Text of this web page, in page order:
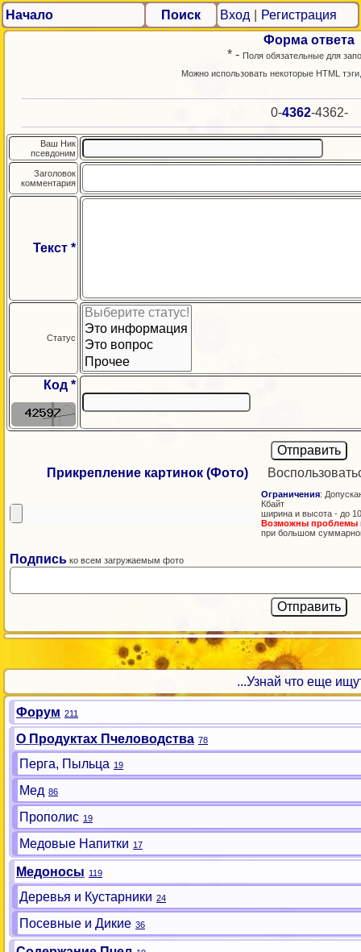
Начало Поиск Вход
Регистрация
Форма ответа
* - Поля обязательные для
Можно использовать некоторые HTML
0-4362-4362-
Ваш Ник
псевдоним
Заголовок
комментария
Текст *
Статус
Код *
Прикрепление картинок (Фото)
Ограничения:
Кбайт
ширина и высота - до
Возможны проблемы
при большом
Подпись ко всем загружаемым фото
...Узнай что еще
Форум 211
О Продуктах Пчеловодства 78
Перга, Пыльца 19
Мед 86
Прополис 19
Медовые Напитки 17
Медоносы 119
Деревья и Кустарники 24
Посевные и Дикие 36